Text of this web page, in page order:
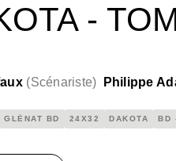
-
(Scénariste) Philippe
GLÉNAT BD 24X32 DAKOTA BD